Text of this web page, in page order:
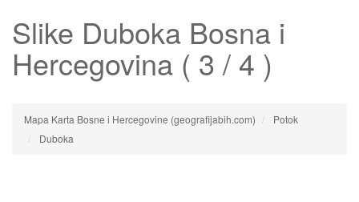
Slike Duboka Bosna i
Hercegovina ( 3 / 4 )
Mapa Karta Bosne i Hercegovine (geografijabih.com)
Potok
Duboka